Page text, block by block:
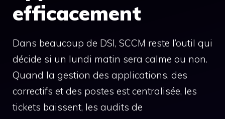
efficacement
Dans beaucoup de DSI, SCCM reste l’outil qui
décide si un lundi matin sera calme ou non.
Quand la gestion des applications, des
correctifs et des postes est centralisée, les
tickets baissent, les audits de